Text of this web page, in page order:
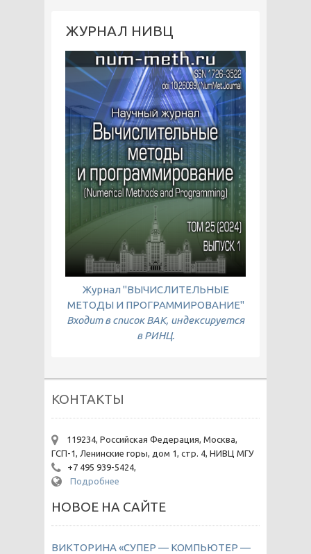
ЖУРНАЛ НИВЦ
Журнал "ВЫЧИСЛИТЕЛЬНЫЕ
МЕТОДЫ И ПРОГРАММИРОВАНИЕ"
Входит в список ВАК, индексируется
в РИНЦ.
КОНТАКТЫ
119234, Российская Федерация, Москва,
ГСП-1, Ленинские горы, дом 1, стр. 4, НИВЦ МГУ
+7 495 939-5424,
Подробнее
НОВОЕ НА САЙТЕ
ВИКТОРИНА «СУПЕР — КОМПЬЮТЕР —